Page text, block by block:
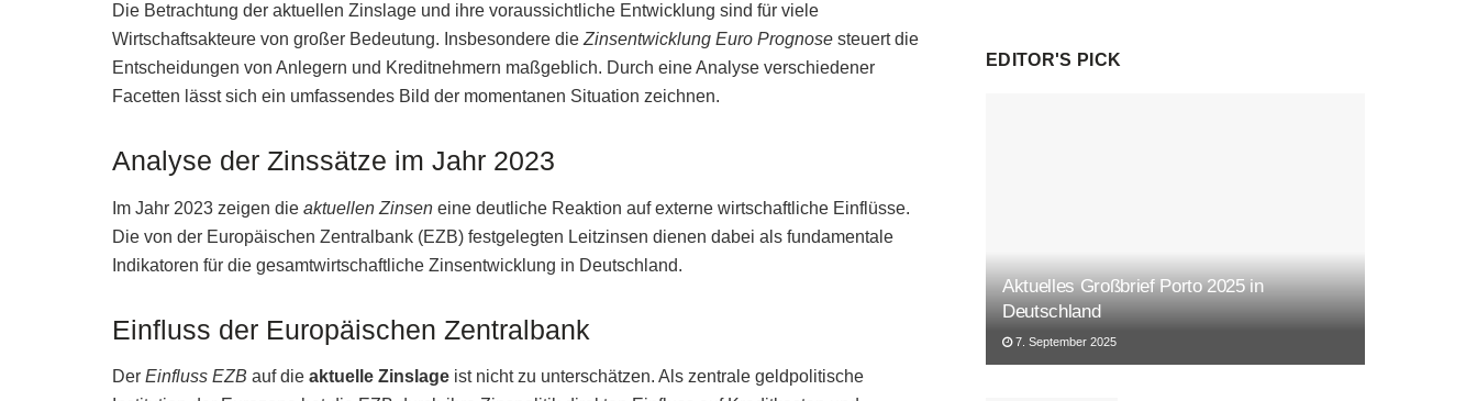
Die Betrachtung der aktuellen Zinslage und ihre voraussichtliche Entwicklung sind für viele
Wirtschaftsakteure von großer Bedeutung. Insbesondere die Zinsentwicklung Euro Prognose steuert die
Entscheidungen von Anlegern und Kreditnehmern maßgeblich. Durch eine Analyse verschiedener
Facetten lässt sich ein umfassendes Bild der momentanen Situation zeichnen.
Analyse der Zinssätze im Jahr 2023
Im Jahr 2023 zeigen die aktuellen Zinsen eine deutliche Reaktion auf externe wirtschaftliche Einflüsse.
Die von der Europäischen Zentralbank (EZB) festgelegten Leitzinsen dienen dabei als fundamentale
Indikatoren für die gesamtwirtschaftliche Zinsentwicklung in Deutschland.
Einfluss der Europäischen Zentralbank
Der Einfluss EZB auf die aktuelle Zinslage ist nicht zu unterschätzen. Als zentrale geldpolitische
EDITOR'S PICK
Aktuelles Großbrief Porto 2025 in
Deutschland
7. September 2025